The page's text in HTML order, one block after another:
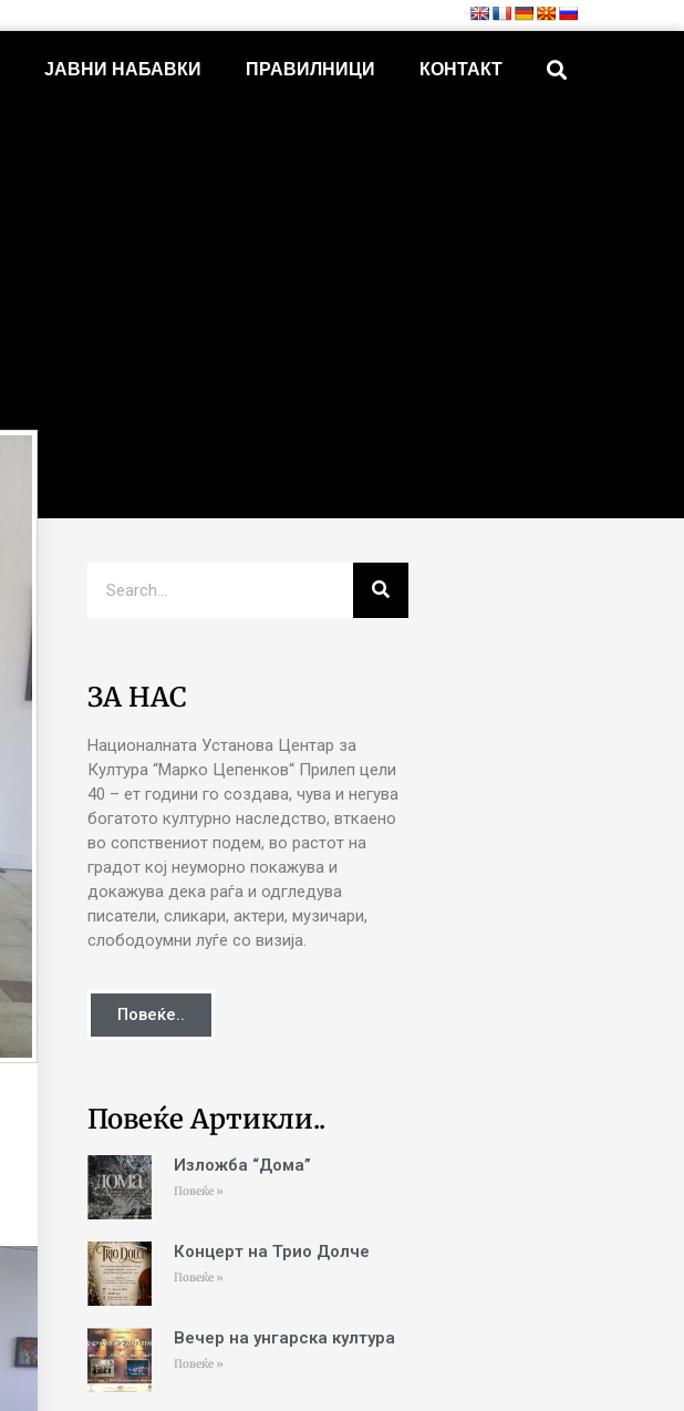
ЈАВНИ НАБАВКИ ПРАВИЛНИЦИ КОНТАКТ
ЗА НАС
Националната Установа Центар за
Култура “Марко Цепенков“ Прилеп цели
40 – ет години го создава, чува и негува
богатото културно наследство, вткаено
во сопствениот подем, во растот на
градот кој неуморно покажува и
докажува дека раѓа и одгледува
писатели, сликари, актери, музичари,
слободоумни луѓе со визија.
Повеќе..
Повеќе Артикли..
Изложба “Дома”
Повеќе »
Концерт на Трио Долче
Повеќе »
Вечер на унгарска култура
Повеќе »